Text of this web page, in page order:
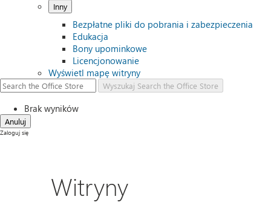
Inny
Bezpłatne pliki do pobrania i zabezpieczenia
Edukacja
Bony upominkowe
Licencjonowanie
Wyświetl mapę witryny
Wyszukaj Search the Office Store
Brak wyników
Anuluj
Zaloguj się
Witryny